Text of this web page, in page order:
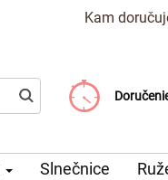
Kam
Poplatok
Vyberte
Slnečnice